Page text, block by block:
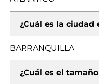
¿Cuál es la ciudad
BARRANQUILLA
¿Cuál es el